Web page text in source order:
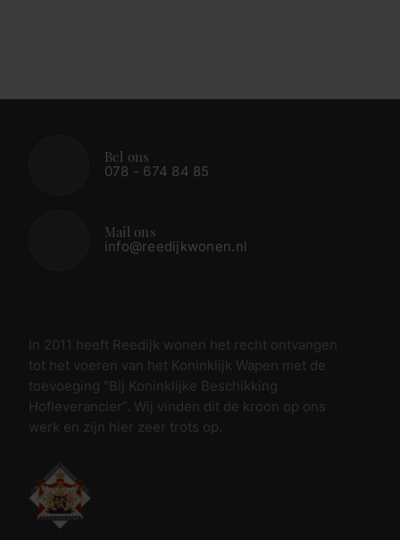
Bel ons
078 - 674 84 85
Mail ons
info@reedijkwonen.nl
In 2011 heeft Reedijk wonen het recht ontvangen
tot het voeren van het Koninklijk Wapen met de
toevoeging “Bij Koninklijke Beschikking
Hofleverancier”. Wij vinden dit de kroon op ons
werk en zijn hier zeer trots op.